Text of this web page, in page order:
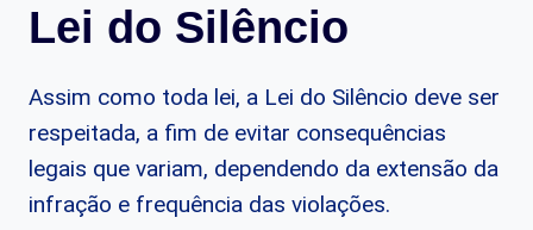
Lei do Silêncio
Assim como toda lei, a Lei do Silêncio deve ser
respeitada, a fim de evitar consequências
legais que variam, dependendo da extensão da
infração e frequência das violações.